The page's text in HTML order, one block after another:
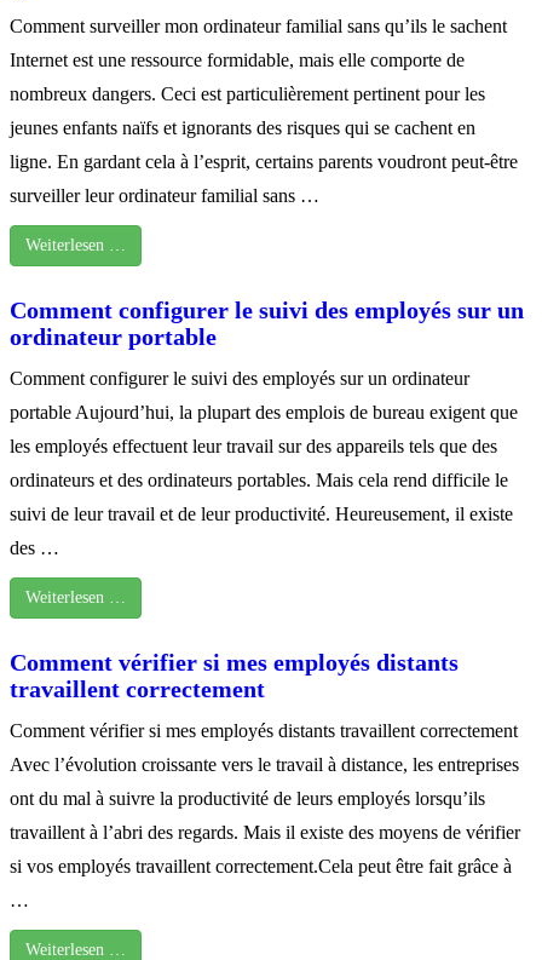
Comment surveiller mon ordinateur familial sans qu’ils le sachent
Internet est une ressource formidable, mais elle comporte de
nombreux dangers. Ceci est particulièrement pertinent pour les
jeunes enfants naïfs et ignorants des risques qui se cachent en
ligne. En gardant cela à l’esprit, certains parents voudront peut-être
surveiller leur ordinateur familial sans …
Weiterlesen …
Comment configurer le suivi des employés sur un
ordinateur portable
Comment configurer le suivi des employés sur un ordinateur
portable Aujourd’hui, la plupart des emplois de bureau exigent que
les employés effectuent leur travail sur des appareils tels que des
ordinateurs et des ordinateurs portables. Mais cela rend difficile le
suivi de leur travail et de leur productivité. Heureusement, il existe
des …
Weiterlesen …
Comment vérifier si mes employés distants
travaillent correctement
Comment vérifier si mes employés distants travaillent correctement
Avec l’évolution croissante vers le travail à distance, les entreprises
ont du mal à suivre la productivité de leurs employés lorsqu’ils
travaillent à l’abri des regards. Mais il existe des moyens de vérifier
si vos employés travaillent correctement.Cela peut être fait grâce à
…
Weiterlesen …